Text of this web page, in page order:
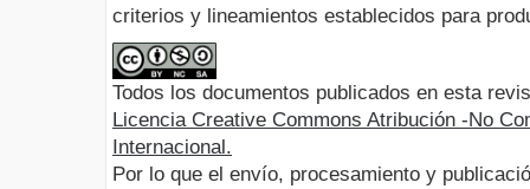
criterios y lineamientos establecidos para
Todos los documentos publicados en esta
Licencia Creative Commons Atribución -No
Internacional.
Por lo que el envío, procesamiento y